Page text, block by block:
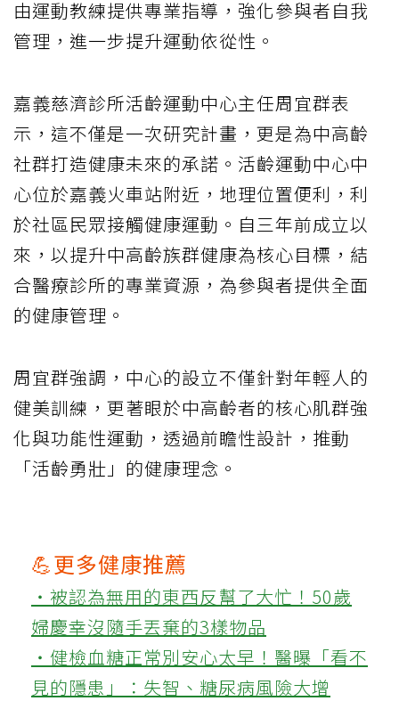
由運動教練提供專業指導，強化參與者自我
管理，進一步提升運動依從性。
嘉義慈濟診所活齡運動中心主任周宜群表
示，這不僅是一次研究計畫，更是為中高齡
社群打造健康未來的承諾。活齡運動中心中
心位於嘉義火車站附近，地理位置便利，利
於社區民眾接觸健康運動。自三年前成立以
來，以提升中高齡族群健康為核心目標，結
合醫療診所的專業資源，為參與者提供全面
的健康管理。
周宜群強調，中心的設立不僅針對年輕人的
健美訓練，更著眼於中高齡者的核心肌群強
化與功能性運動，透過前瞻性設計，推動
「活齡勇壯」的健康理念。
💪更多健康推薦
‧被認為無用的東西反幫了大忙！50歲
婦慶幸沒隨手丟棄的3樣物品
‧健檢血糖正常別安心太早！醫曝「看不
見的隱患」：失智、糖尿病風險大增